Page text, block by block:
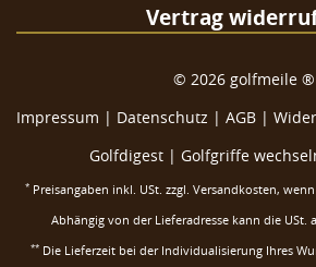
Vertrag
© 2026 golfmeile ®
Impressum | Datenschutz | AGB |
Golfdigest| Golfgriffe
* Preisangaben inkl. USt. zzgl. Versandkosten,
Abhängig von der Lieferadresse kann die USt.
** Die Lieferzeit bei der Individualisierung Ihres